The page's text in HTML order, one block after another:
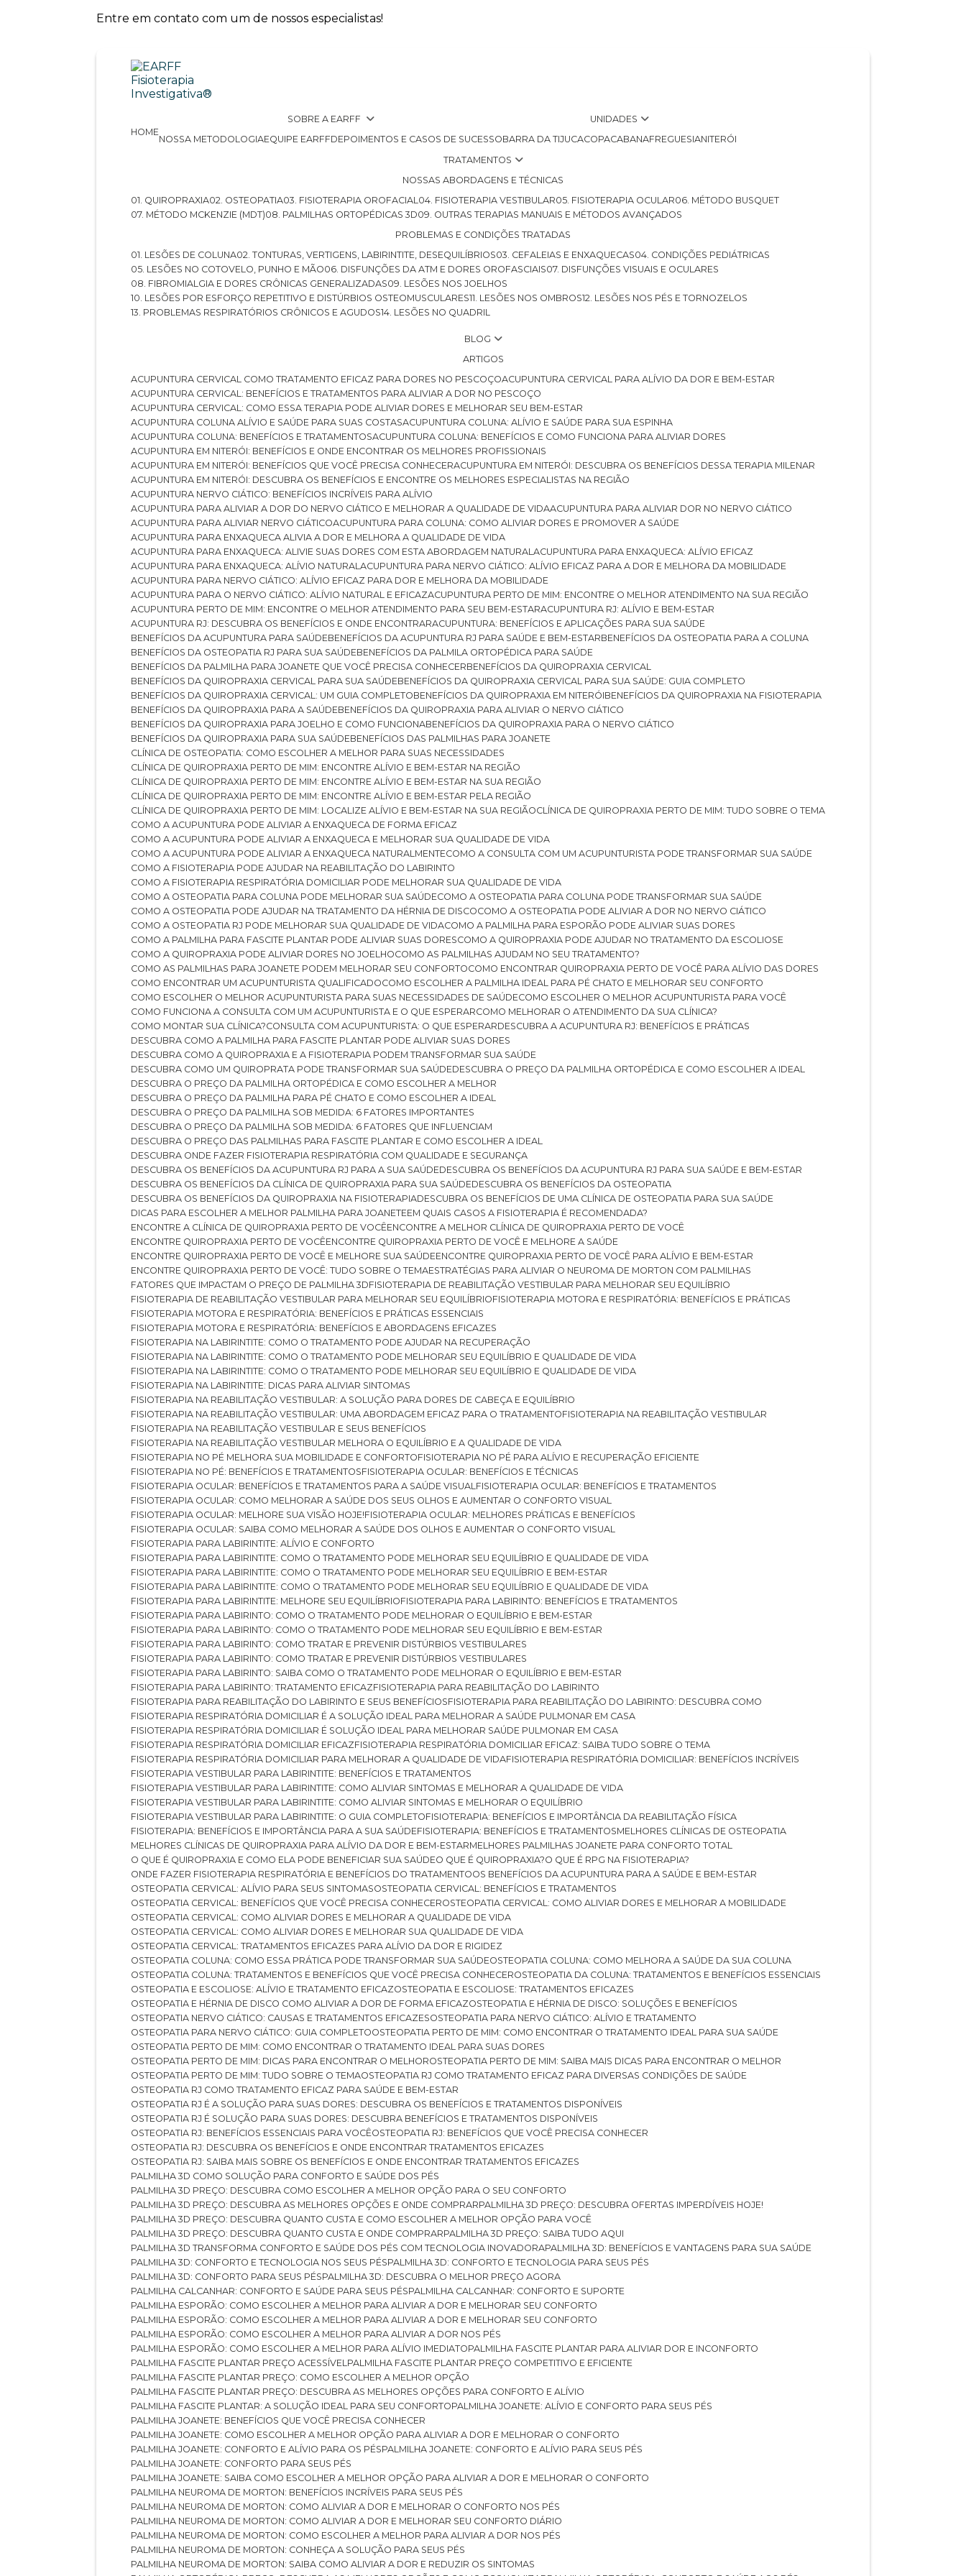
Entre em contato com um de nossos especialistas!
HOME
SOBRE A EARFF
NOSSA METODOLOGIA EQUIPE EARFF DEPOIMENTOS E CASOS DE SUCESSO
UNIDADES
BARRA DA TIJUCA
COPACABANA FREGUESIA
NITERÓI
TRATAMENTOS
NOSSAS ABORDAGENS E TÉCNICAS
01. QUIROPRAXIA
02. OSTEOPATIA 03. FISIOTERAPIA OROFACIAL 04. FISIOTERAPIA VESTIBULAR 05. FISIOTERAPIA OCULAR
06. MÉTODO BUSQUET
07. MÉTODO MCKENZIE (MDT)
08. PALMILHAS ORTOPÉDICAS 3D
09. OUTRAS TERAPIAS MANUAIS E MÉTODOS AVANÇADOS
PROBLEMAS E CONDIÇÕES TRATADAS
01. LESÕES DE COLUNA
02. TONTURAS, VERTIGENS, LABIRINTITE, DESEQUILÍBRIOS 03. CEFALEIAS E ENXAQUECAS
04. CONDIÇÕES PEDIÁTRICAS
05. LESÕES NO COTOVELO, PUNHO E MÃO
06. DISFUNÇÕES DA ATM E DORES OROFASCIAIS
07. DISFUNÇÕES VISUAIS E OCULARES
08. FIBROMIALGIA E DORES CRÔNICAS GENERALIZADAS
09. LESÕES NOS JOELHOS
10. LESÕES POR ESFORÇO REPETITIVO E DISTÚRBIOS OSTEOMUSCULARES 11. LESÕES NOS OMBROS 12. LESÕES NOS PÉS E TORNOZELOS
13. PROBLEMAS RESPIRATÓRIOS CRÔNICOS E AGUDOS 14. LESÕES NO QUADRIL
BLOG
ARTIGOS
ACUPUNTURA CERVICAL COMO TRATAMENTO EFICAZ PARA DORES NO PESCOÇO
ACUPUNTURA CERVICAL PARA ALÍVIO DA DOR E BEM-ESTAR
ACUPUNTURA CERVICAL: BENEFÍCIOS E TRATAMENTOS PARA ALIVIAR A DOR NO PESCOÇO
ACUPUNTURA CERVICAL: COMO ESSA TERAPIA PODE ALIVIAR DORES E MELHORAR SEU BEM-ESTAR
ACUPUNTURA COLUNA ALÍVIO E SAÚDE PARA SUAS COSTAS
ACUPUNTURA COLUNA: ALÍVIO E SAÚDE PARA SUA ESPINHA
ACUPUNTURA COLUNA: BENEFÍCIOS E TRATAMENTOS
ACUPUNTURA COLUNA: BENEFÍCIOS E COMO FUNCIONA PARA ALIVIAR DORES
ACUPUNTURA EM NITERÓI: BENEFÍCIOS E ONDE ENCONTRAR OS MELHORES PROFISSIONAIS
ACUPUNTURA EM NITERÓI: BENEFÍCIOS QUE VOCÊ PRECISA CONHECER
ACUPUNTURA EM NITERÓI: DESCUBRA OS BENEFÍCIOS DESSA TERAPIA MILENAR
ACUPUNTURA EM NITERÓI: DESCUBRA OS BENEFÍCIOS E ENCONTRE OS MELHORES ESPECIALISTAS NA REGIÃO
ACUPUNTURA NERVO CIÁTICO: BENEFÍCIOS INCRÍVEIS PARA ALÍVIO
ACUPUNTURA PARA ALIVIAR A DOR DO NERVO CIÁTICO E MELHORAR A QUALIDADE DE VIDA
ACUPUNTURA PARA ALIVIAR DOR NO NERVO CIÁTICO
ACUPUNTURA PARA ALIVIAR NERVO CIÁTICO
ACUPUNTURA PARA COLUNA: COMO ALIVIAR DORES E PROMOVER A SAÚDE
ACUPUNTURA PARA ENXAQUECA ALIVIA A DOR E MELHORA A QUALIDADE DE VIDA
ACUPUNTURA PARA ENXAQUECA: ALIVIE SUAS DORES COM ESTA ABORDAGEM NATURAL
ACUPUNTURA PARA ENXAQUECA: ALÍVIO EFICAZ
ACUPUNTURA PARA ENXAQUECA: ALÍVIO NATURAL
ACUPUNTURA PARA NERVO CIÁTICO: ALÍVIO EFICAZ PARA A DOR E MELHORA DA MOBILIDADE
ACUPUNTURA PARA NERVO CIÁTICO: ALÍVIO EFICAZ PARA DOR E MELHORA DA MOBILIDADE
ACUPUNTURA PARA O NERVO CIÁTICO: ALÍVIO NATURAL E EFICAZ
ACUPUNTURA PERTO DE MIM: ENCONTRE O MELHOR ATENDIMENTO NA SUA REGIÃO
ACUPUNTURA PERTO DE MIM: ENCONTRE O MELHOR ATENDIMENTO PARA SEU BEM-ESTAR
ACUPUNTURA RJ: ALÍVIO E BEM-ESTAR
ACUPUNTURA RJ: DESCUBRA OS BENEFÍCIOS E ONDE ENCONTRAR
ACUPUNTURA: BENEFÍCIOS E APLICAÇÕES PARA SUA SAÚDE
BENEFÍCIOS DA ACUPUNTURA PARA SAÚDE
BENEFÍCIOS DA ACUPUNTURA RJ PARA SAÚDE E BEM-ESTAR
BENEFÍCIOS DA OSTEOPATIA PARA A COLUNA
BENEFÍCIOS DA OSTEOPATIA RJ PARA SUA SAÚDE
BENEFÍCIOS DA PALMILA ORTOPÉDICA PARA SAÚDE
BENEFÍCIOS DA PALMILHA PARA JOANETE QUE VOCÊ PRECISA CONHECER
BENEFÍCIOS DA QUIROPRAXIA CERVICAL
BENEFÍCIOS DA QUIROPRAXIA CERVICAL PARA SUA SAÚDE
BENEFÍCIOS DA QUIROPRAXIA CERVICAL PARA SUA SAÚDE: GUIA COMPLETO
BENEFÍCIOS DA QUIROPRAXIA CERVICAL: UM GUIA COMPLETO
BENEFÍCIOS DA QUIROPRAXIA EM NITERÓI
BENEFÍCIOS DA QUIROPRAXIA NA FISIOTERAPIA
BENEFÍCIOS DA QUIROPRAXIA PARA A SAÚDE
BENEFÍCIOS DA QUIROPRAXIA PARA ALIVIAR O NERVO CIÁTICO
BENEFÍCIOS DA QUIROPRAXIA PARA JOELHO E COMO FUNCIONA
BENEFÍCIOS DA QUIROPRAXIA PARA O NERVO CIÁTICO
BENEFÍCIOS DA QUIROPRAXIA PARA SUA SAÚDE
BENEFÍCIOS DAS PALMILHAS PARA JOANETE
CLÍNICA DE OSTEOPATIA: COMO ESCOLHER A MELHOR PARA SUAS NECESSIDADES
CLÍNICA DE QUIROPRAXIA PERTO DE MIM: ENCONTRE ALÍVIO E BEM-ESTAR NA REGIÃO
CLÍNICA DE QUIROPRAXIA PERTO DE MIM: ENCONTRE ALÍVIO E BEM-ESTAR NA SUA REGIÃO
CLÍNICA DE QUIROPRAXIA PERTO DE MIM: ENCONTRE ALÍVIO E BEM-ESTAR PELA REGIÃO
CLÍNICA DE QUIROPRAXIA PERTO DE MIM: LOCALIZE ALÍVIO E BEM-ESTAR NA SUA REGIÃO
CLÍNICA DE QUIROPRAXIA PERTO DE MIM: TUDO SOBRE O TEMA
COMO A ACUPUNTURA PODE ALIVIAR A ENXAQUECA DE FORMA EFICAZ
COMO A ACUPUNTURA PODE ALIVIAR A ENXAQUECA E MELHORAR SUA QUALIDADE DE VIDA
COMO A ACUPUNTURA PODE ALIVIAR A ENXAQUECA NATURALMENTE
COMO A CONSULTA COM UM ACUPUNTURISTA PODE TRANSFORMAR SUA SAÚDE
COMO A FISIOTERAPIA PODE AJUDAR NA REABILITAÇÃO DO LABIRINTO
COMO A FISIOTERAPIA RESPIRATÓRIA DOMICILIAR PODE MELHORAR SUA QUALIDADE DE VIDA
COMO A OSTEOPATIA PARA COLUNA PODE MELHORAR SUA SAÚDE
COMO A OSTEOPATIA PARA COLUNA PODE TRANSFORMAR SUA SAÚDE
COMO A OSTEOPATIA PODE AJUDAR NA TRATAMENTO DA HÉRNIA DE DISCO
COMO A OSTEOPATIA PODE ALIVIAR A DOR NO NERVO CIÁTICO
COMO A OSTEOPATIA RJ PODE MELHORAR SUA QUALIDADE DE VIDA
COMO A PALMILHA PARA ESPORÃO PODE ALIVIAR SUAS DORES
COMO A PALMILHA PARA FASCITE PLANTAR PODE ALIVIAR SUAS DORES
COMO A QUIROPRAXIA PODE AJUDAR NO TRATAMENTO DA ESCOLIOSE
COMO A QUIROPRAXIA PODE ALIVIAR DORES NO JOELHO
COMO AS PALMILHAS AJUDAM NO SEU TRATAMENTO?
COMO AS PALMILHAS PARA JOANETE PODEM MELHORAR SEU CONFORTO
COMO ENCONTRAR QUIROPRAXIA PERTO DE VOCÊ PARA ALÍVIO DAS DORES
COMO ENCONTRAR UM ACUPUNTURISTA QUALIFICADO
COMO ESCOLHER A PALMILHA IDEAL PARA PÉ CHATO E MELHORAR SEU CONFORTO
COMO ESCOLHER O MELHOR ACUPUNTURISTA PARA SUAS NECESSIDADES DE SAÚDE
COMO ESCOLHER O MELHOR ACUPUNTURISTA PARA VOCÊ
COMO FUNCIONA A CONSULTA COM UM ACUPUNTURISTA E O QUE ESPERAR
COMO MELHORAR O ATENDIMENTO DA SUA CLÍNICA?
COMO MONTAR SUA CLÍNICA?
CONSULTA COM ACUPUNTURISTA: O QUE ESPERAR
DESCUBRA A ACUPUNTURA RJ: BENEFÍCIOS E PRÁTICAS
DESCUBRA COMO A PALMILHA PARA FASCITE PLANTAR PODE ALIVIAR SUAS DORES
DESCUBRA COMO A QUIROPRAXIA E A FISIOTERAPIA PODEM TRANSFORMAR SUA SAÚDE
DESCUBRA COMO UM QUIROPRATA PODE TRANSFORMAR SUA SAÚDE
DESCUBRA O PREÇO DA PALMILHA ORTOPÉDICA E COMO ESCOLHER A IDEAL
DESCUBRA O PREÇO DA PALMILHA ORTOPÉDICA E COMO ESCOLHER A MELHOR
DESCUBRA O PREÇO DA PALMILHA PARA PÉ CHATO E COMO ESCOLHER A IDEAL
DESCUBRA O PREÇO DA PALMILHA SOB MEDIDA: 6 FATORES IMPORTANTES
DESCUBRA O PREÇO DA PALMILHA SOB MEDIDA: 6 FATORES QUE INFLUENCIAM
DESCUBRA O PREÇO DAS PALMILHAS PARA FASCITE PLANTAR E COMO ESCOLHER A IDEAL
DESCUBRA ONDE FAZER FISIOTERAPIA RESPIRATÓRIA COM QUALIDADE E SEGURANÇA
DESCUBRA OS BENEFÍCIOS DA ACUPUNTURA RJ PARA A SUA SAÚDE
DESCUBRA OS BENEFÍCIOS DA ACUPUNTURA RJ PARA SUA SAÚDE E BEM-ESTAR
DESCUBRA OS BENEFÍCIOS DA CLÍNICA DE QUIROPRAXIA PARA SUA SAÚDE
DESCUBRA OS BENEFÍCIOS DA OSTEOPATIA
DESCUBRA OS BENEFÍCIOS DA QUIROPRAXIA NA FISIOTERAPIA
DESCUBRA OS BENEFÍCIOS DE UMA CLÍNICA DE OSTEOPATIA PARA SUA SAÚDE
DICAS PARA ESCOLHER A MELHOR PALMILHA PARA JOANETE EM QUAIS CASOS A FISIOTERAPIA É RECOMENDADA?
ENCONTRE A CLÍNICA DE QUIROPRAXIA PERTO DE VOCÊ ENCONTRE A MELHOR CLÍNICA DE QUIROPRAXIA PERTO DE VOCÊ
ENCONTRE QUIROPRAXIA PERTO DE VOCÊ ENCONTRE QUIROPRAXIA PERTO DE VOCÊ E MELHORE A SAÚDE
ENCONTRE QUIROPRAXIA PERTO DE VOCÊ E MELHORE SUA SAÚDE ENCONTRE QUIROPRAXIA PERTO DE VOCÊ PARA ALÍVIO E BEM-ESTAR
ENCONTRE QUIROPRAXIA PERTO DE VOCÊ: TUDO SOBRE O TEMA ESTRATÉGIAS PARA ALIVIAR O NEUROMA DE MORTON COM PALMILHAS
FATORES QUE IMPACTAM O PREÇO DE PALMILHA 3D
FISIOTERAPIA DE REABILITAÇÃO VESTIBULAR PARA MELHORAR SEU EQUILÍBRIO
FISIOTERAPIA DE REABILITAÇÃO VESTIBULAR PARA MELHORAR SEU EQUILÍBRIO
FISIOTERAPIA MOTORA E RESPIRATÓRIA: BENEFÍCIOS E PRÁTICAS
FISIOTERAPIA MOTORA E RESPIRATÓRIA: BENEFÍCIOS E PRÁTICAS ESSENCIAIS
FISIOTERAPIA MOTORA E RESPIRATÓRIA: BENEFÍCIOS E ABORDAGENS EFICAZES
FISIOTERAPIA NA LABIRINTITE: COMO O TRATAMENTO PODE AJUDAR NA RECUPERAÇÃO
FISIOTERAPIA NA LABIRINTITE: COMO O TRATAMENTO PODE MELHORAR SEU EQUILÍBRIO E QUALIDADE DE VIDA
FISIOTERAPIA NA LABIRINTITE: COMO O TRATAMENTO PODE MELHORAR SEU EQUILÍBRIO E QUALIDADE DE VIDA
FISIOTERAPIA NA LABIRINTITE: DICAS PARA ALIVIAR SINTOMAS
FISIOTERAPIA NA REABILITAÇÃO VESTIBULAR: A SOLUÇÃO PARA DORES DE CABEÇA E EQUILÍBRIO
FISIOTERAPIA NA REABILITAÇÃO VESTIBULAR: UMA ABORDAGEM EFICAZ PARA O TRATAMENTO
FISIOTERAPIA NA REABILITAÇÃO VESTIBULAR
FISIOTERAPIA NA REABILITAÇÃO VESTIBULAR E SEUS BENEFÍCIOS
FISIOTERAPIA NA REABILITAÇÃO VESTIBULAR MELHORA O EQUILÍBRIO E A QUALIDADE DE VIDA
FISIOTERAPIA NO PÉ MELHORA SUA MOBILIDADE E CONFORTO
FISIOTERAPIA NO PÉ PARA ALÍVIO E RECUPERAÇÃO EFICIENTE
FISIOTERAPIA NO PÉ: BENEFÍCIOS E TRATAMENTOS
FISIOTERAPIA OCULAR: BENEFÍCIOS E TÉCNICAS
FISIOTERAPIA OCULAR: BENEFÍCIOS E TRATAMENTOS PARA A SAÚDE VISUAL FISIOTERAPIA OCULAR: BENEFÍCIOS E TRATAMENTOS
FISIOTERAPIA OCULAR: COMO MELHORAR A SAÚDE DOS SEUS OLHOS E AUMENTAR O CONFORTO VISUAL
FISIOTERAPIA OCULAR: MELHORE SUA VISÃO HOJE! FISIOTERAPIA OCULAR: MELHORES PRÁTICAS E BENEFÍCIOS
FISIOTERAPIA OCULAR: SAIBA COMO MELHORAR A SAÚDE DOS OLHOS E AUMENTAR O CONFORTO VISUAL
FISIOTERAPIA PARA LABIRINTITE: ALÍVIO E CONFORTO
FISIOTERAPIA PARA LABIRINTITE: COMO O TRATAMENTO PODE MELHORAR SEU EQUILÍBRIO E QUALIDADE DE VIDA
FISIOTERAPIA PARA LABIRINTITE: COMO O TRATAMENTO PODE MELHORAR SEU EQUILÍBRIO E BEM-ESTAR
FISIOTERAPIA PARA LABIRINTITE: COMO O TRATAMENTO PODE MELHORAR SEU EQUILÍBRIO E QUALIDADE DE VIDA
FISIOTERAPIA PARA LABIRINTITE: MELHORE SEU EQUILÍBRIO
FISIOTERAPIA PARA LABIRINTO: BENEFÍCIOS E TRATAMENTOS
FISIOTERAPIA PARA LABIRINTO: COMO O TRATAMENTO PODE MELHORAR O EQUILÍBRIO E BEM-ESTAR
FISIOTERAPIA PARA LABIRINTO: COMO O TRATAMENTO PODE MELHORAR SEU EQUILÍBRIO E BEM-ESTAR
FISIOTERAPIA PARA LABIRINTO: COMO TRATAR E PREVENIR DISTÚRBIOS VESTIBULARES
FISIOTERAPIA PARA LABIRINTO: COMO TRATAR E PREVENIR DISTÚRBIOS VESTIBULARES
FISIOTERAPIA PARA LABIRINTO: SAIBA COMO O TRATAMENTO PODE MELHORAR O EQUILÍBRIO E BEM-ESTAR
FISIOTERAPIA PARA LABIRINTO: TRATAMENTO EFICAZ FISIOTERAPIA PARA REABILITAÇÃO DO LABIRINTO
FISIOTERAPIA PARA REABILITAÇÃO DO LABIRINTO E SEUS BENEFÍCIOS
FISIOTERAPIA PARA REABILITAÇÃO DO LABIRINTO: DESCUBRA COMO
FISIOTERAPIA RESPIRATÓRIA DOMICILIAR É A SOLUÇÃO IDEAL PARA MELHORAR A SAÚDE PULMONAR EM CASA
FISIOTERAPIA RESPIRATÓRIA DOMICILIAR É SOLUÇÃO IDEAL PARA MELHORAR SAÚDE PULMONAR EM CASA
FISIOTERAPIA RESPIRATÓRIA DOMICILIAR EFICAZ FISIOTERAPIA RESPIRATÓRIA DOMICILIAR EFICAZ: SAIBA TUDO SOBRE O TEMA
FISIOTERAPIA RESPIRATÓRIA DOMICILIAR PARA MELHORAR A QUALIDADE DE VIDA FISIOTERAPIA RESPIRATÓRIA DOMICILIAR: BENEFÍCIOS INCRÍVEIS
FISIOTERAPIA VESTIBULAR PARA LABIRINTITE: BENEFÍCIOS E TRATAMENTOS
FISIOTERAPIA VESTIBULAR PARA LABIRINTITE: COMO ALIVIAR SINTOMAS E MELHORAR A QUALIDADE DE VIDA
FISIOTERAPIA VESTIBULAR PARA LABIRINTITE: COMO ALIVIAR SINTOMAS E MELHORAR O EQUILÍBRIO
FISIOTERAPIA VESTIBULAR PARA LABIRINTITE: O GUIA COMPLETO
FISIOTERAPIA: BENEFÍCIOS E IMPORTÂNCIA DA REABILITAÇÃO FÍSICA
FISIOTERAPIA: BENEFÍCIOS E IMPORTÂNCIA PARA A SUA SAÚDE FISIOTERAPIA: BENEFÍCIOS E TRATAMENTOS
MELHORES CLÍNICAS DE OSTEOPATIA
MELHORES CLÍNICAS DE QUIROPRAXIA PARA ALÍVIO DA DOR E BEM-ESTAR
MELHORES PALMILHAS JOANETE PARA CONFORTO TOTAL
O QUE É QUIROPRAXIA E COMO ELA PODE BENEFICIAR SUA SAÚDE
O QUE É QUIROPRAXIA?
O QUE É RPG NA FISIOTERAPIA?
ONDE FAZER FISIOTERAPIA RESPIRATÓRIA E BENEFÍCIOS DO TRATAMENTO
OS BENEFÍCIOS DA ACUPUNTURA PARA A SAÚDE E BEM-ESTAR
OSTEOPATIA CERVICAL: ALÍVIO PARA SEUS SINTOMAS
OSTEOPATIA CERVICAL: BENEFÍCIOS E TRATAMENTOS
OSTEOPATIA CERVICAL: BENEFÍCIOS QUE VOCÊ PRECISA CONHECER
OSTEOPATIA CERVICAL: COMO ALIVIAR DORES E MELHORAR A MOBILIDADE
OSTEOPATIA CERVICAL: COMO ALIVIAR DORES E MELHORAR A QUALIDADE DE VIDA
OSTEOPATIA CERVICAL: COMO ALIVIAR DORES E MELHORAR SUA QUALIDADE DE VIDA
OSTEOPATIA CERVICAL: TRATAMENTOS EFICAZES PARA ALÍVIO DA DOR E RIGIDEZ
OSTEOPATIA COLUNA: COMO ESSA PRÁTICA PODE TRANSFORMAR SUA SAÚDE
OSTEOPATIA COLUNA: COMO MELHORA A SAÚDE DA SUA COLUNA
OSTEOPATIA COLUNA: TRATAMENTOS E BENEFÍCIOS QUE VOCÊ PRECISA CONHECER
OSTEOPATIA DA COLUNA: TRATAMENTOS E BENEFÍCIOS ESSENCIAIS
OSTEOPATIA E ESCOLIOSE: ALÍVIO E TRATAMENTO EFICAZ
OSTEOPATIA E ESCOLIOSE: TRATAMENTOS EFICAZES
OSTEOPATIA E HÉRNIA DE DISCO COMO ALIVIAR A DOR DE FORMA EFICAZ
OSTEOPATIA E HÉRNIA DE DISCO: SOLUÇÕES E BENEFÍCIOS
OSTEOPATIA NERVO CIÁTICO: CAUSAS E TRATAMENTOS EFICAZES
OSTEOPATIA PARA NERVO CIÁTICO: ALÍVIO E TRATAMENTO
OSTEOPATIA PARA NERVO CIÁTICO: GUIA COMPLETO
OSTEOPATIA PERTO DE MIM: COMO ENCONTRAR O TRATAMENTO IDEAL PARA SUA SAÚDE
OSTEOPATIA PERTO DE MIM: COMO ENCONTRAR O TRATAMENTO IDEAL PARA SUAS DORES
OSTEOPATIA PERTO DE MIM: DICAS PARA ENCONTRAR O MELHOR
OSTEOPATIA PERTO DE MIM: SAIBA MAIS DICAS PARA ENCONTRAR O MELHOR
OSTEOPATIA PERTO DE MIM: TUDO SOBRE O TEMA
OSTEOPATIA RJ COMO TRATAMENTO EFICAZ PARA DIVERSAS CONDIÇÕES DE SAÚDE
OSTEOPATIA RJ COMO TRATAMENTO EFICAZ PARA SAÚDE E BEM-ESTAR
OSTEOPATIA RJ É A SOLUÇÃO PARA SUAS DORES: DESCUBRA OS BENEFÍCIOS E TRATAMENTOS DISPONÍVEIS
OSTEOPATIA RJ É SOLUÇÃO PARA SUAS DORES: DESCUBRA BENEFÍCIOS E TRATAMENTOS DISPONÍVEIS
OSTEOPATIA RJ: BENEFÍCIOS ESSENCIAIS PARA VOCÊ
OSTEOPATIA RJ: BENEFÍCIOS QUE VOCÊ PRECISA CONHECER
OSTEOPATIA RJ: DESCUBRA OS BENEFÍCIOS E ONDE ENCONTRAR TRATAMENTOS EFICAZES
OSTEOPATIA RJ: SAIBA MAIS SOBRE OS BENEFÍCIOS E ONDE ENCONTRAR TRATAMENTOS EFICAZES
PALMILHA 3D COMO SOLUÇÃO PARA CONFORTO E SAÚDE DOS PÉS
PALMILHA 3D PREÇO: DESCUBRA COMO ESCOLHER A MELHOR OPÇÃO PARA O SEU CONFORTO
PALMILHA 3D PREÇO: DESCUBRA AS MELHORES OPÇÕES E ONDE COMPRAR
PALMILHA 3D PREÇO: DESCUBRA OFERTAS IMPERDÍVEIS HOJE!
PALMILHA 3D PREÇO: DESCUBRA QUANTO CUSTA E COMO ESCOLHER A MELHOR OPÇÃO PARA VOCÊ
PALMILHA 3D PREÇO: DESCUBRA QUANTO CUSTA E ONDE COMPRAR
PALMILHA 3D PREÇO: SAIBA TUDO AQUI
PALMILHA 3D TRANSFORMA CONFORTO E SAÚDE DOS PÉS COM TECNOLOGIA INOVADORA PALMILHA 3D: BENEFÍCIOS E VANTAGENS PARA SUA SAÚDE
PALMILHA 3D: CONFORTO E TECNOLOGIA NOS SEUS PÉS
PALMILHA 3D: CONFORTO E TECNOLOGIA PARA SEUS PÉS
PALMILHA 3D: CONFORTO PARA SEUS PÉS
PALMILHA 3D: DESCUBRA O MELHOR PREÇO AGORA
PALMILHA CALCANHAR: CONFORTO E SAÚDE PARA SEUS PÉS
PALMILHA CALCANHAR: CONFORTO E SUPORTE
PALMILHA ESPORÃO: COMO ESCOLHER A MELHOR PARA ALIVIAR A DOR E MELHORAR SEU CONFORTO
PALMILHA ESPORÃO: COMO ESCOLHER A MELHOR PARA ALIVIAR A DOR E MELHORAR SEU CONFORTO
PALMILHA ESPORÃO: COMO ESCOLHER A MELHOR PARA ALIVIAR A DOR NOS PÉS
PALMILHA ESPORÃO: COMO ESCOLHER A MELHOR PARA ALÍVIO IMEDIATO
PALMILHA FASCITE PLANTAR PARA ALIVIAR DOR E INCONFORTO
PALMILHA FASCITE PLANTAR PREÇO ACESSÍVEL PALMILHA FASCITE PLANTAR PREÇO COMPETITIVO E EFICIENTE
PALMILHA FASCITE PLANTAR PREÇO: COMO ESCOLHER A MELHOR OPÇÃO
PALMILHA FASCITE PLANTAR PREÇO: DESCUBRA AS MELHORES OPÇÕES PARA CONFORTO E ALÍVIO
PALMILHA FASCITE PLANTAR: A SOLUÇÃO IDEAL PARA SEU CONFORTO
PALMILHA JOANETE: ALÍVIO E CONFORTO PARA SEUS PÉS
PALMILHA JOANETE: BENEFÍCIOS QUE VOCÊ PRECISA CONHECER
PALMILHA JOANETE: COMO ESCOLHER A MELHOR OPÇÃO PARA ALIVIAR A DOR E MELHORAR O CONFORTO
PALMILHA JOANETE: CONFORTO E ALÍVIO PARA OS PÉS
PALMILHA JOANETE: CONFORTO E ALÍVIO PARA SEUS PÉS
PALMILHA JOANETE: CONFORTO PARA SEUS PÉS
PALMILHA JOANETE: SAIBA COMO ESCOLHER A MELHOR OPÇÃO PARA ALIVIAR A DOR E MELHORAR O CONFORTO
PALMILHA NEUROMA DE MORTON: BENEFÍCIOS INCRÍVEIS PARA SEUS PÉS
PALMILHA NEUROMA DE MORTON: COMO ALIVIAR A DOR E MELHORAR O CONFORTO NOS PÉS
PALMILHA NEUROMA DE MORTON: COMO ALIVIAR A DOR E MELHORAR SEU CONFORTO DIÁRIO
PALMILHA NEUROMA DE MORTON: COMO ESCOLHER A MELHOR PARA ALIVIAR A DOR NOS PÉS
PALMILHA NEUROMA DE MORTON: CONHEÇA A SOLUÇÃO PARA SEUS PÉS
PALMILHA NEUROMA DE MORTON: SAIBA COMO ALIVIAR A DOR E REDUZIR OS SINTOMAS